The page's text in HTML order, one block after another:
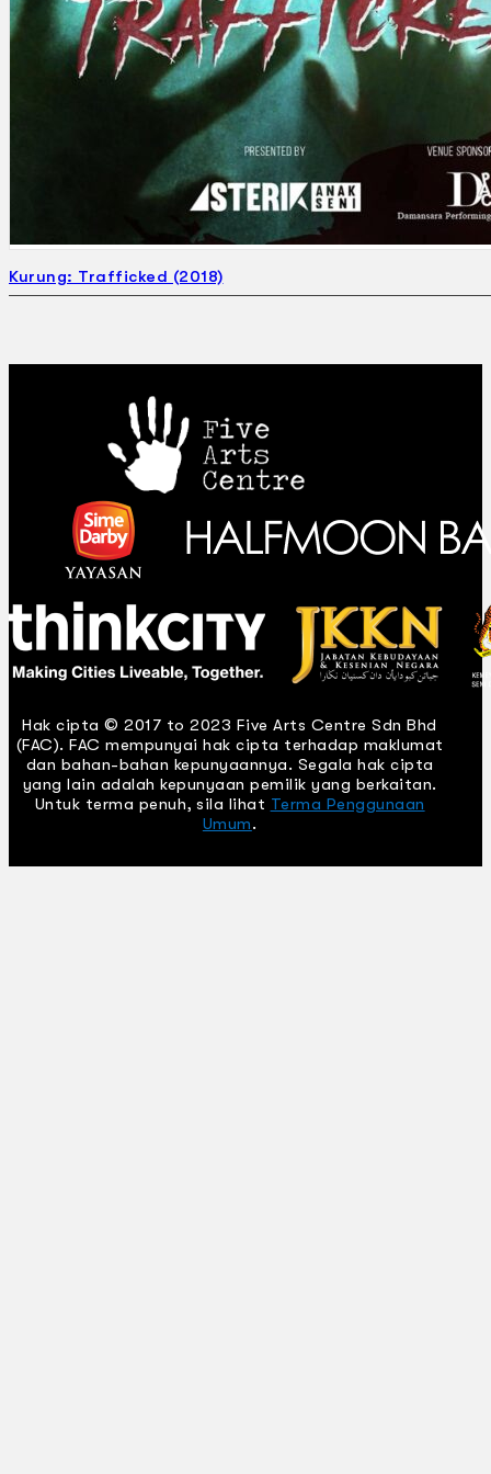
Gelintar
Kurung: Trafficked (2018)
Hak cipta © 2017 to 2023 Five Arts Centre Sdn Bhd
(FAC). FAC mempunyai hak cipta terhadap maklumat
dan bahan-bahan kepunyaannya. Segala hak cipta
yang lain adalah kepunyaan pemilik yang berkaitan.
Untuk terma penuh, sila lihat Terma Penggunaan
Umum.